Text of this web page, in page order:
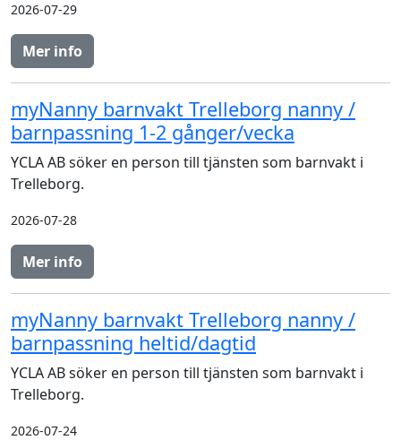
2026-07-29
Mer info
myNanny barnvakt Trelleborg nanny /
barnpassning 1-2 gånger/vecka
YCLA AB söker en person till tjänsten som barnvakt i
Trelleborg.
2026-07-28
Mer info
myNanny barnvakt Trelleborg nanny /
barnpassning heltid/dagtid
YCLA AB söker en person till tjänsten som barnvakt i
Trelleborg.
2026-07-24